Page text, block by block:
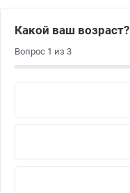
Какой ваш возраст?
Вопрос 1 из 3